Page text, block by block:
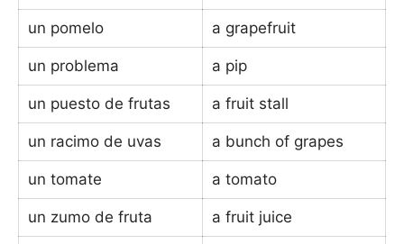
un pomelo a grapefruit
un problema a pip
un puesto de frutas a fruit stall
un racimo de uvas a bunch of grapes
un tomate a tomato
un zumo de fruta a fruit juice